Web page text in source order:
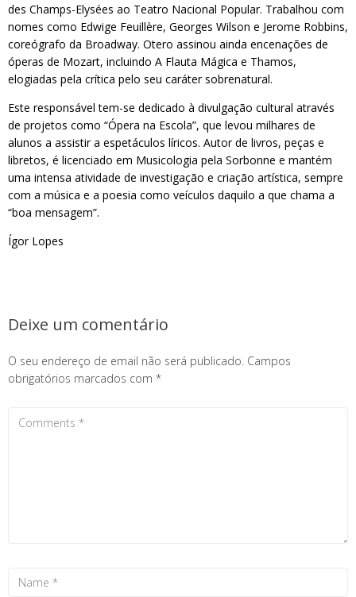
des Champs-Elysées ao Teatro Nacional Popular. Trabalhou com
nomes como Edwige Feuillère, Georges Wilson e Jerome Robbins,
coreógrafo da Broadway. Otero assinou ainda encenações de
óperas de Mozart, incluindo A Flauta Mágica e Thamos,
elogiadas pela crítica pelo seu caráter sobrenatural.
Este responsável tem-se dedicado à divulgação cultural através
de projetos como “Ópera na Escola”, que levou milhares de
alunos a assistir a espetáculos líricos. Autor de livros, peças e
libretos, é licenciado em Musicologia pela Sorbonne e mantém
uma intensa atividade de investigação e criação artística, sempre
com a música e a poesia como veículos daquilo a que chama a
“boa mensagem”.
Ígor Lopes
Deixe um comentário
O seu endereço de email não será publicado. Campos
obrigatórios marcados com *